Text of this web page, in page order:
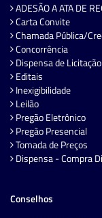
ADESÃO A ATA DE
Carta Convite
Chamada Pública/
Concorrência
Dispensa de Licitação
Editais
Inexigibilidade
Leilão
Pregão Eletrônico
Pregão Presencial
Tomada de Preços
Dispensa - Compra
Conselhos